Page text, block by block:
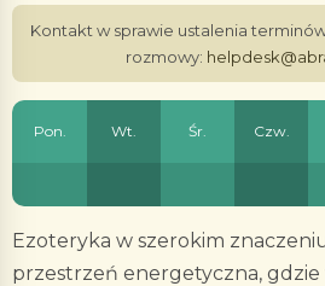
Kontakt w sprawie ustalenia
rozmowy:
Pon. Wt. Śr. Czw.
Ezoteryka w szerokim
przestrzeń energetyczna,